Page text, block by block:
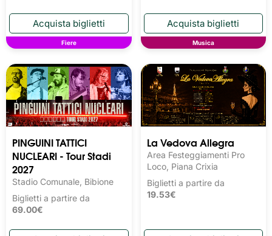
Fiere Musica
PINGUINI TATTICI
NUCLEARI - Tour Stadi
2027
Stadio Comunale, Bibione
Biglietti a partire da
69.00€
La Vedova Allegra
Area Festeggiamenti Pro
Loco, Piana Crixia
Biglietti a partire da
19.53€